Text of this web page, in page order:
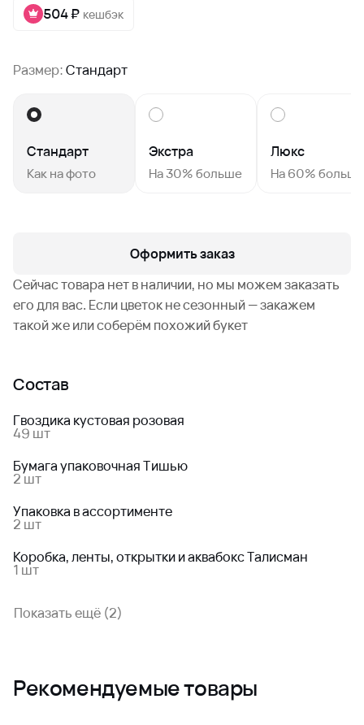
504 ₽ кешбэк
Размер:Стандарт
Стандарт
Как на фото
Экстра
На 30% больше
Люкс
На 60% больше
Оформить заказ
Сейчас товара нет в наличии, но мы можем заказать
его для вас. Если цветок не сезонный — закажем
такой же или соберём похожий букет
Состав
Гвоздика кустовая розовая
49 шт
Бумага упаковочная Тишью
2 шт
Упаковка в ассортименте
2 шт
Коробка, ленты, открытки и аквабокс Талисман
1 шт
Показать ещё (2)
Рекомендуемые товары